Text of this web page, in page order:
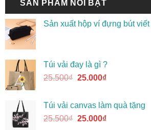
SẢN PHẨM NỔI BẬT
Sản xuất hộp ví đựng bút
Túi vải đay là gì ?
25.500₫ 25.000₫
Túi vải canvas làm quà tặng
25.500₫ 25.000₫